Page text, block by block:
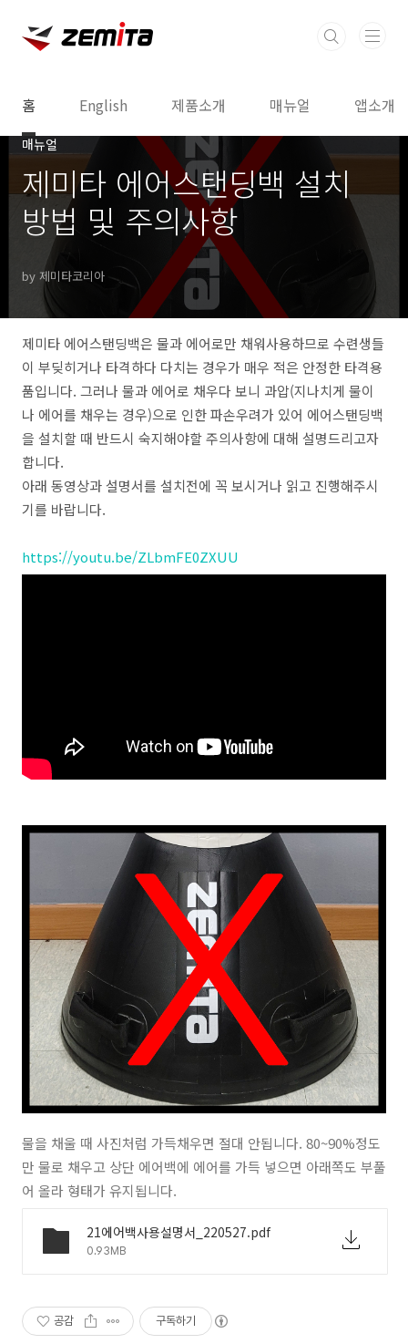
홈 English 제품소개 매뉴얼 앱소개
매뉴얼
제미타 에어스탠딩백 설치
방법 및 주의사항
by 제미타코리아
제미타 에어스탠딩백은 물과 에어로만 채워사용하므로 수련생들
이 부딪히거나 타격하다 다치는 경우가 매우 적은 안정한 타격용
품입니다. 그러나 물과 에어로 채우다 보니 과압(지나치게 물이
나 에어를 채우는 경우)으로 인한 파손우려가 있어 에어스탠딩백
을 설치할 때 반드시 숙지해야할 주의사항에 대해 설명드리고자
합니다.
아래 동영상과 설명서를 설치전에 꼭 보시거나 읽고 진행해주시
기를 바랍니다.
https://youtu.be/ZLbmFE0ZXUU
물을 채울 때 사진처럼 가득채우면 절대 안됩니다. 80~90%정도
만 물로 채우고 상단 에어백에 에어를 가득 넣으면 아래쪽도 부풀
어 올라 형태가 유지됩니다.
21에어백사용설명서_220527.pdf
0.93MB
공감 구독하기